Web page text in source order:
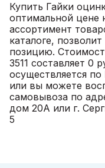
Купить Гайки
оптимальной цене
ассортимент
каталоге,
позицию.
3511 составляет 0
осуществляется
или вы можете
самовывоза по
дом 20А или г.
5